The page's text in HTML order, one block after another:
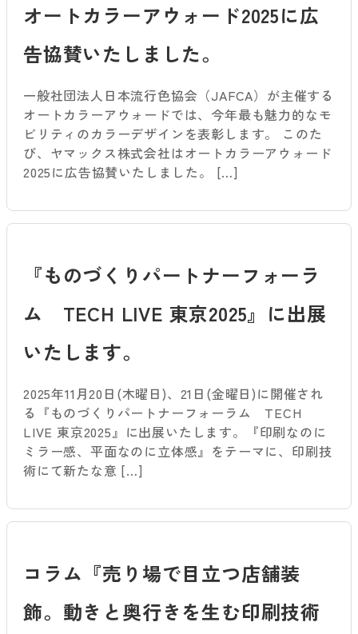
オートカラーアウォード2025に広
告協賛いたしました。
一般社団法人日本流行色協会（JAFCA）が主催する
オートカラーアウォードでは、今年最も魅力的なモ
ビリティのカラーデザインを表彰します。 このた
び、ヤマックス株式会社はオートカラーアウォード
2025に広告協賛いたしました。 […]
『ものづくりパートナーフォーラ
ム TECH LIVE 東京2025』に出展
いたします。
2025年11月20日(木曜日)、21日(金曜日)に開催され
る『ものづくりパートナーフォーラム TECH
LIVE 東京2025』に出展いたします。『印刷なのに
ミラー感、平面なのに立体感』をテーマに、印刷技
術にて新たな意 […]
コラム『売り場で目立つ店舗装
飾。動きと奥行きを生む印刷技術